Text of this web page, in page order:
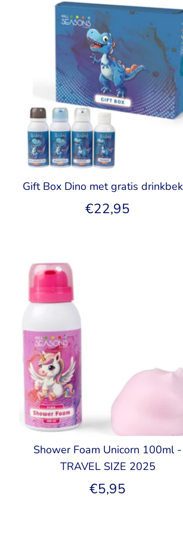
Gift Box Dino met gratis
€22,95
Shower Foam Unicorn 100ml -
TRAVEL SIZE 2025
€5,95